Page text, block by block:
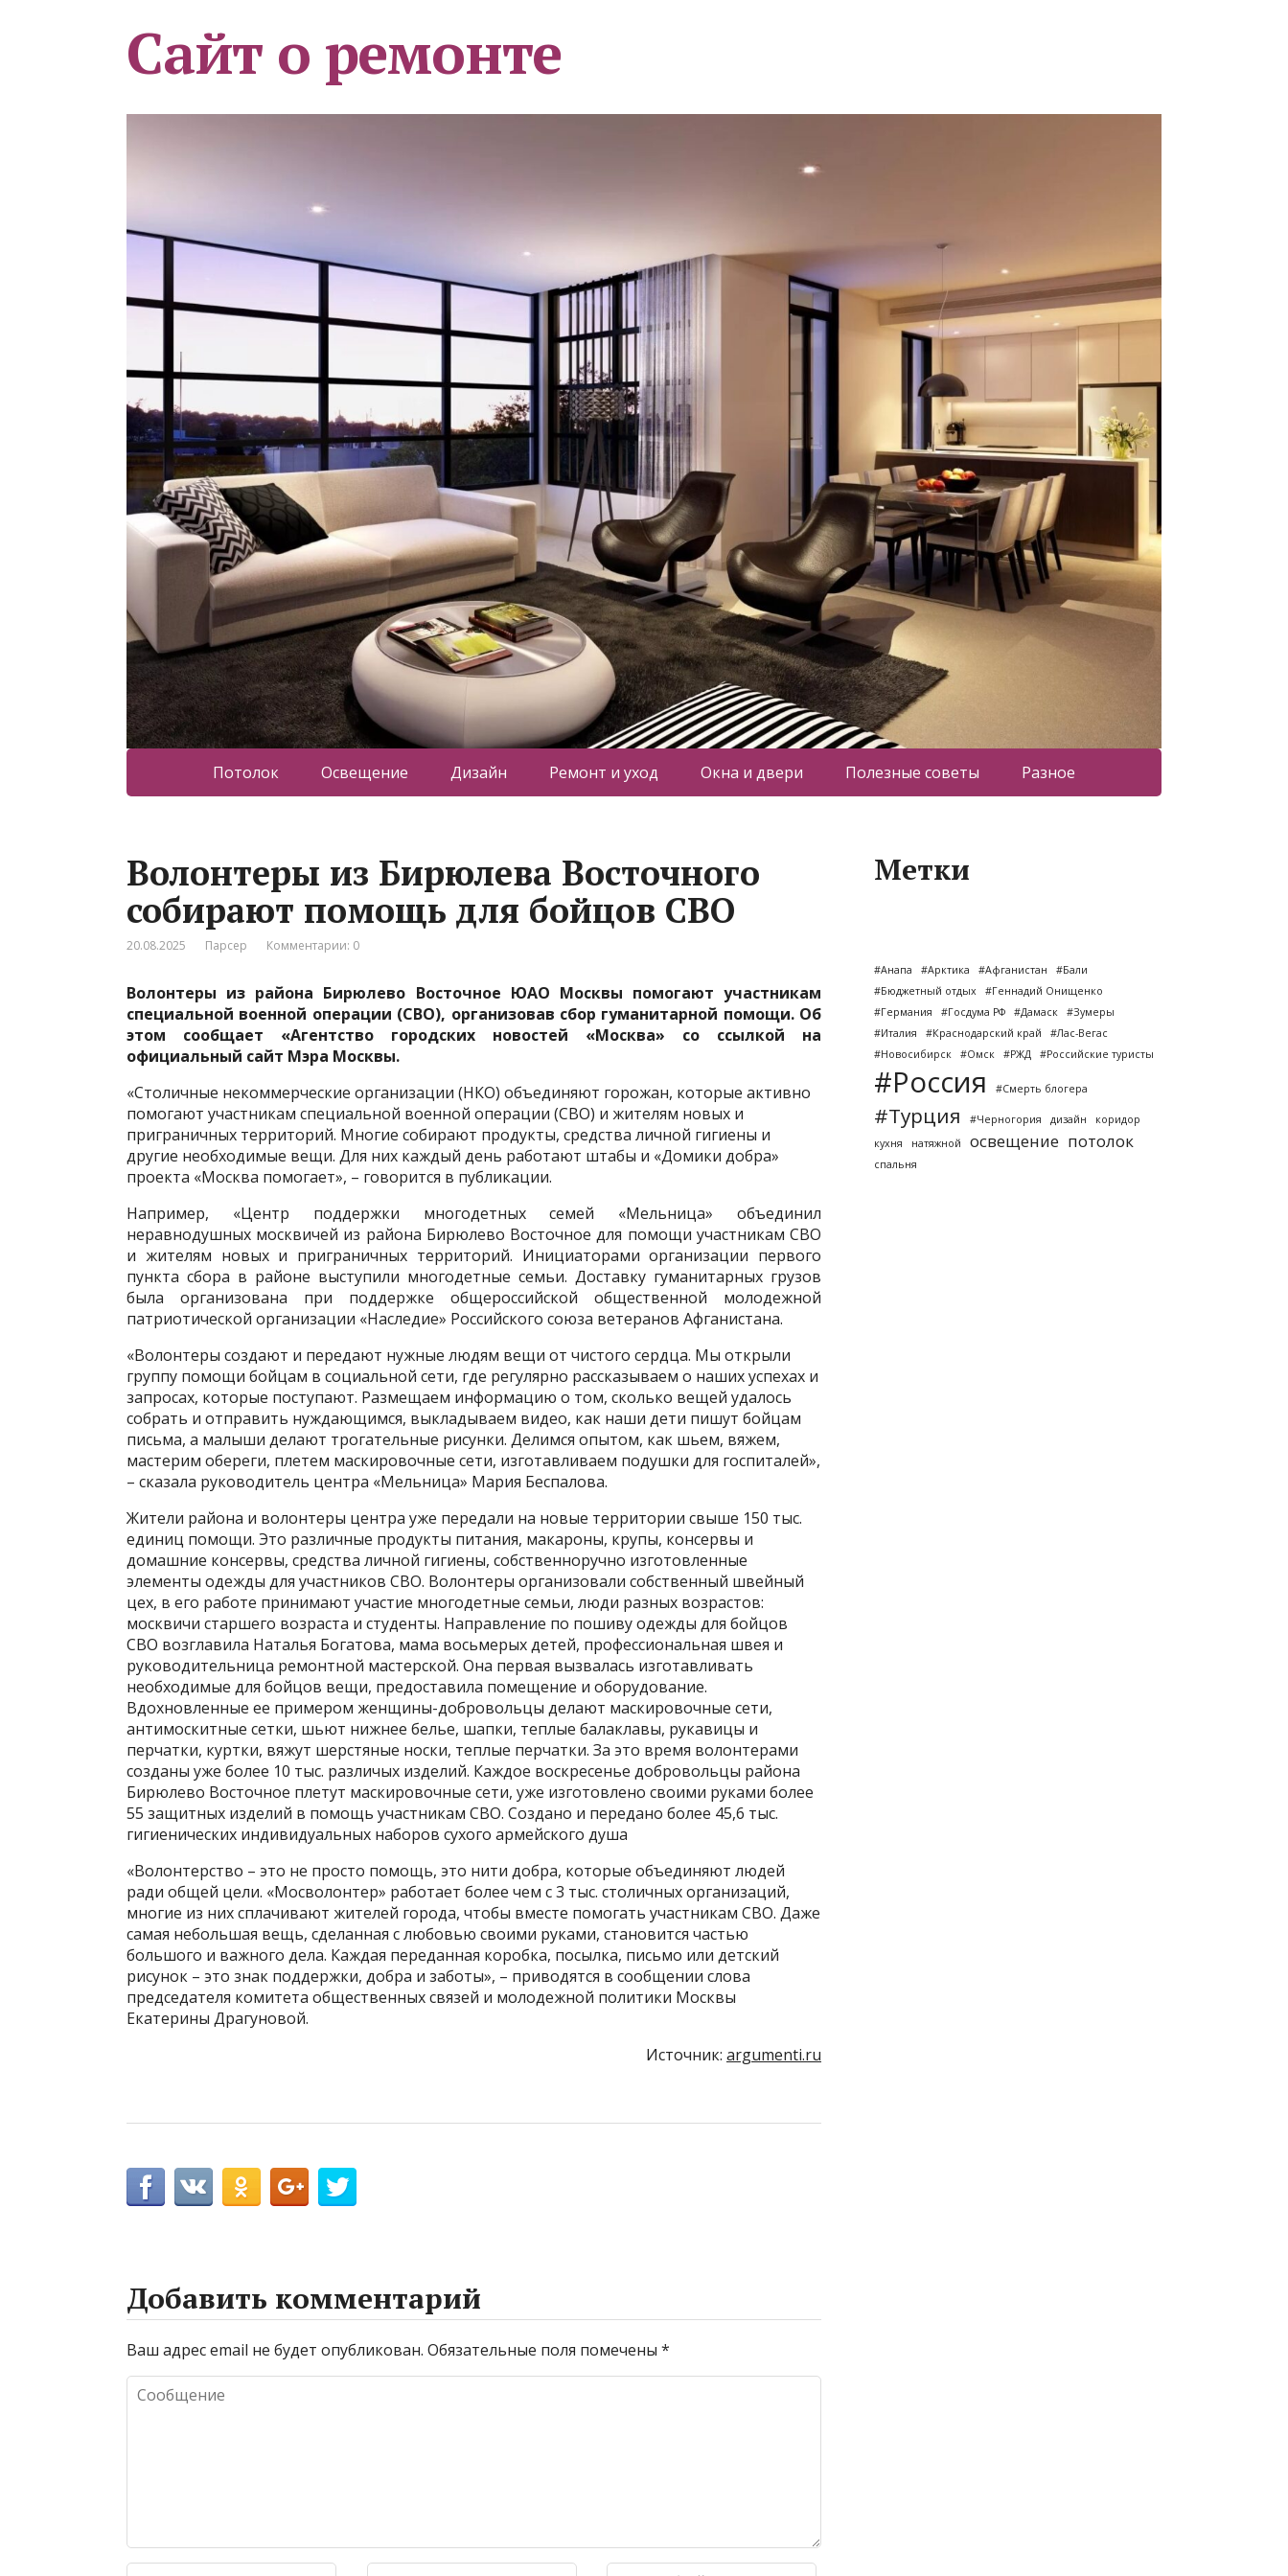
Сайт о ремонте
Потолок Освещение Дизайн Ремонт и уход Окна и двери Полезные советы Разное
Волонтеры из Бирюлева Восточного
собирают помощь для бойцов СВО
20.08.2025 Парсер Комментарии: 0
Волонтеры из района Бирюлево Восточное ЮАО Москвы помогают участникам
специальной военной операции (СВО), организовав сбор гуманитарной помощи. Об
этом сообщает «Агентство городских новостей «Москва» со ссылкой на
официальный сайт Мэра Москвы.
«Столичные некоммерческие организации (НКО) объединяют горожан, которые активно
помогают участникам специальной военной операции (СВО) и жителям новых и
приграничных территорий. Многие собирают продукты, средства личной гигиены и
другие необходимые вещи. Для них каждый день работают штабы и «Домики добра»
проекта «Москва помогает», – говорится в публикации.
Например, «Центр поддержки многодетных семей «Мельница» объединил
неравнодушных москвичей из района Бирюлево Восточное для помощи участникам СВО
и жителям новых и приграничных территорий. Инициаторами организации первого
пункта сбора в районе выступили многодетные семьи. Доставку гуманитарных грузов
была организована при поддержке общероссийской общественной молодежной
патриотической организации «Наследие» Российского союза ветеранов Афганистана.
«Волонтеры создают и передают нужные людям вещи от чистого сердца. Мы открыли
группу помощи бойцам в социальной сети, где регулярно рассказываем о наших успехах и
запросах, которые поступают. Размещаем информацию о том, сколько вещей удалось
собрать и отправить нуждающимся, выкладываем видео, как наши дети пишут бойцам
письма, а малыши делают трогательные рисунки. Делимся опытом, как шьем, вяжем,
мастерим обереги, плетем маскировочные сети, изготавливаем подушки для госпиталей»,
– сказала руководитель центра «Мельница» Мария Беспалова.
Жители района и волонтеры центра уже передали на новые территории свыше 150 тыс.
единиц помощи. Это различные продукты питания, макароны, крупы, консервы и
домашние консервы, средства личной гигиены, собственноручно изготовленные
элементы одежды для участников СВО. Волонтеры организовали собственный швейный
цех, в его работе принимают участие многодетные семьи, люди разных возрастов:
москвичи старшего возраста и студенты. Направление по пошиву одежды для бойцов
СВО возглавила Наталья Богатова, мама восьмерых детей, профессиональная швея и
руководительница ремонтной мастерской. Она первая вызвалась изготавливать
необходимые для бойцов вещи, предоставила помещение и оборудование.
Вдохновленные ее примером женщины-добровольцы делают маскировочные сети,
антимоскитные сетки, шьют нижнее белье, шапки, теплые балаклавы, рукавицы и
перчатки, куртки, вяжут шерстяные носки, теплые перчатки. За это время волонтерами
созданы уже более 10 тыс. различых изделий. Каждое воскресенье добровольцы района
Бирюлево Восточное плетут маскировочные сети, уже изготовлено своими руками более
55 защитных изделий в помощь участникам СВО. Создано и передано более 45,6 тыс.
гигиенических индивидуальных наборов сухого армейского душа
«Волонтерство – это не просто помощь, это нити добра, которые объединяют людей
ради общей цели. «Мосволонтер» работает более чем с 3 тыс. столичных организаций,
многие из них сплачивают жителей города, чтобы вместе помогать участникам СВО. Даже
самая небольшая вещь, сделанная с любовью своими руками, становится частью
большого и важного дела. Каждая переданная коробка, посылка, письмо или детский
рисунок – это знак поддержки, добра и заботы», – приводятся в сообщении слова
председателя комитета общественных связей и молодежной политики Москвы
Екатерины Драгуновой.
Источник: argumenti.ru
Добавить комментарий
Ваш адрес email не будет опубликован. Обязательные поля помечены *
Метки
#Анапа #Арктика #Афганистан
#Бали
#Бюджетный отдых
#Геннадий Онищенко
#Германия
#Госдума РФ #Дамаск
#Зумеры
#Италия
#Краснодарский край
#Лас-Вегас
#Новосибирск
#Омск #РЖД #Российские туристы
#Россия #Смерть блогера
#Турция #Черногория дизайн
коридор
кухня
натяжной освещение потолок
спальня